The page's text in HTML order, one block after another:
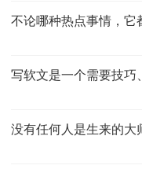
不论哪种热点事情，它
写软文是一个需要技巧
没有任何人是生来的大